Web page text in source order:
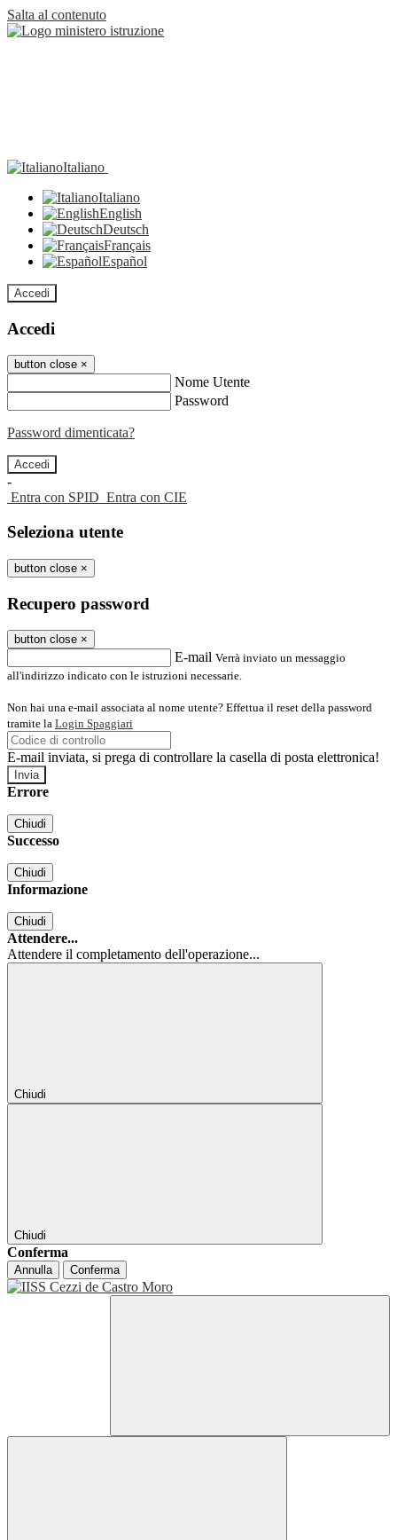
Salta al contenuto
Italiano
Italiano
English
Deutsch
Français
Español
Accedi
Accedi
button close ×
Nome Utente
Password
Password dimenticata?
-
Entra con SPID Entra con CIE
Seleziona utente
button close ×
Recupero password
button close ×
E-mail Verrà inviato un messaggio
all'indirizzo indicato con le istruzioni necessarie.
Non hai una e-mail associata al nome utente? Effettua il reset della password
tramite la Login Spaggiari
E-mail inviata, si prega di controllare la casella di posta elettronica!
Errore
Chiudi
Successo
Chiudi
Informazione
Chiudi
Attendere...
Attendere il completamento dell'operazione...
Chiudi
Chiudi
Conferma
Annulla Conferma